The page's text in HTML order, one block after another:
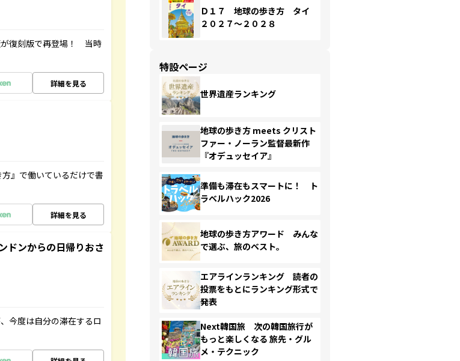
が復刻版で再登場！ 当時
詳細を見る
』で働いているだけで書
詳細を見る
ドンからの日帰りおさ
今度は自分の滞在するロ
Ｄ１７ 地球の歩き方 タイ
２０２７～２０２８
特設ページ
世界遺産ランキング
地球の歩き方 meets クリスト
ファー・ノーラン監督最新作
『オデュッセイア』
準備も滞在もスマートに！ ト
ラベルハック2026
地球の歩き方アワード みんな
で選ぶ、旅のベスト。
エアラインランキング 読者の
投票をもとにランキング形式で
発表
Next韓国旅 次の韓国旅行が
もっと楽しくなる 旅先・グル
メ・テクニック